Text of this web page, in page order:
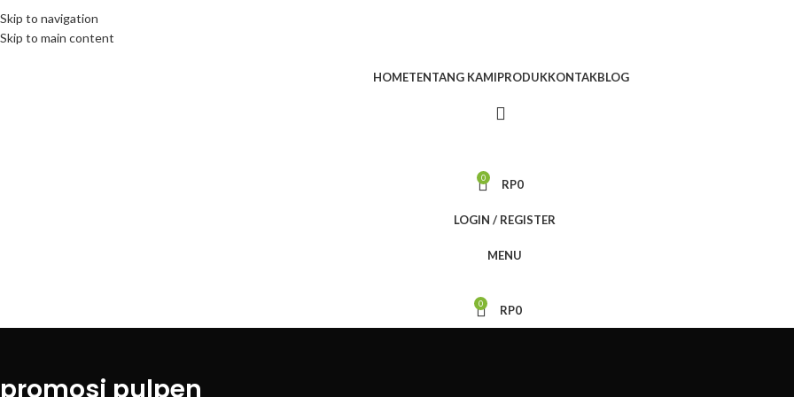
Skip to navigation
Skip to main content
HOMETENTANG KAMIPRODUKKONTAKBLOG
0 RP0
LOGIN / REGISTER
MENU
0 RP0
promosi pulpen